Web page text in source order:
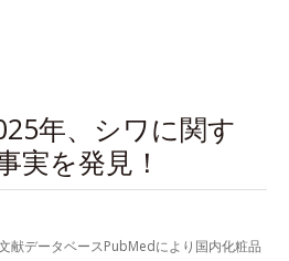
年、シワに関す
実を発見！
献データベースPubMedにより国内化粧品